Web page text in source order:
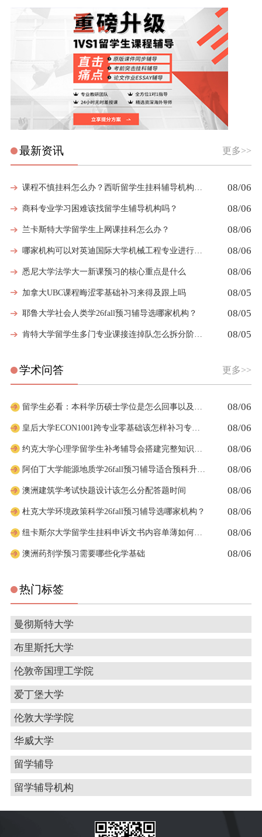
最新资讯 更多>>
课程不慎挂科怎么办？西听留学生挂科辅导机构教你如何高效挽救GPA 08/06
商科专业学习困难该找留学生辅导机构吗？ 08/06
兰卡斯特大学留学生上网课挂科怎么办？ 08/06
哪家机构可以对英迪国际大学机械工程专业进行留学生挂科辅导？ 08/06
悉尼大学法学大一新课预习的核心重点是什么 08/06
加拿大UBC课程晦涩零基础补习来得及跟上吗 08/05
耶鲁大学社会人类学26fall预习辅导选哪家机构？ 08/05
肯特大学留学生多门专业课接连掉队怎么拆分阶段性补习计划 08/05
学术问答 更多>>
08/06
皇后大学ECON1001跨专业零基础该怎样补习专业课 08/06
08/06
阿伯丁大学能源地质学26fall预习辅导适合预科升本科吗 08/06
澳洲建筑学考试快题设计该怎么分配答题时间 08/06
杜克大学环境政策科学26fall预习辅导选哪家机构？ 08/06
纽卡斯尔大学留学生挂科申诉文书内容单薄如何充实材料 08/06
澳洲药剂学预习需要哪些化学基础 08/06
热门标签
曼彻斯特大学
布里斯托大学
伦敦帝国理工学院
爱丁堡大学
伦敦大学学院
华威大学
留学辅导
留学辅导机构